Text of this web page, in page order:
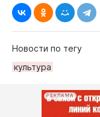
Новости по тегу
культура
РЕКЛАМА